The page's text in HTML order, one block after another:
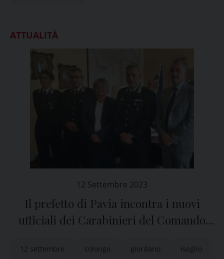
ATTUALITÀ
12 Settembre 2023
Il prefetto di Pavia incontra i nuovi
ufficiali dei Carabinieri del Comando
12 settembre colongo giordano iseglio